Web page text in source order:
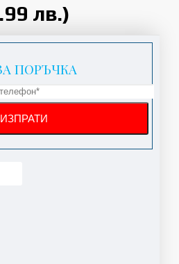
лв.)
ПОРЪЧКА